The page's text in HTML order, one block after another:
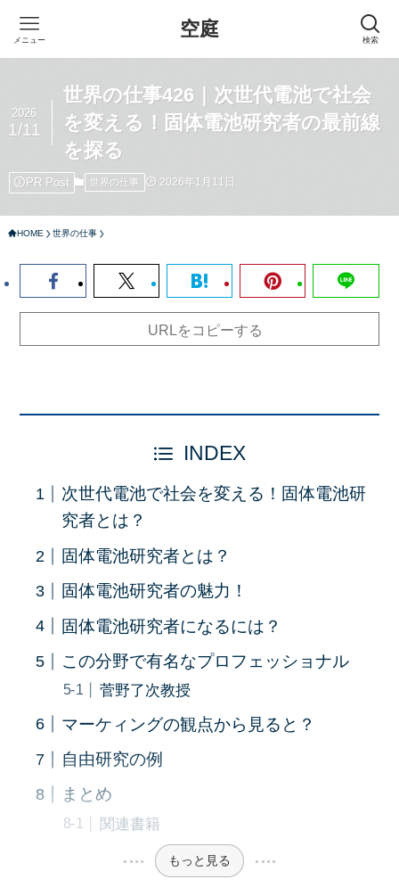
空庭 検索
メニュー
世界の仕事426｜次世代電池で社会
を変える！固体電池研究者の最前線
を探る
2026
1/11
PR Post 世界の仕事 2026年1月11日
HOME 世界の仕事
URLをコピーする
INDEX
次世代電池で社会を変える！固体電池研
究者とは？
固体電池研究者とは？
固体電池研究者の魅力！
固体電池研究者になるには？
この分野で有名なプロフェッショナル
菅野了次教授
マーケィングの観点から見ると？
自由研究の例
まとめ
関連書籍
もっと見る